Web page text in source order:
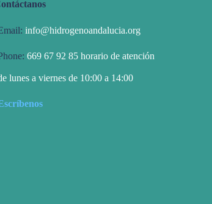
info@hidrogenoandalucia.org
669 67 92 85 horario de atención
lunes a viernes de 10:00 a 14:00